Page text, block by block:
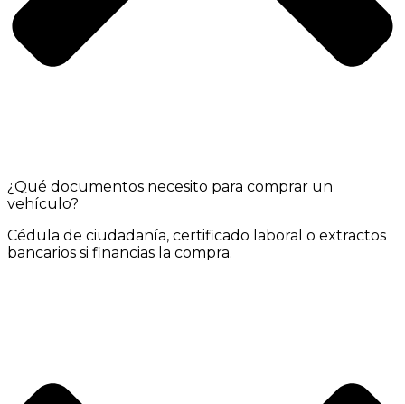
¿Qué documentos necesito para comprar un
vehículo?
Cédula de ciudadanía, certificado laboral o extractos
bancarios si financias la compra.